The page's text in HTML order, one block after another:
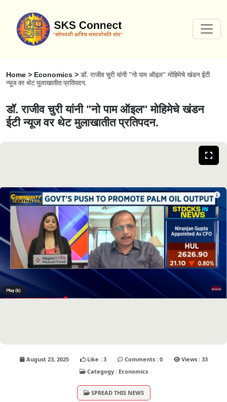
Home > Economics > डॉ. राजीव चुरी यांनी "नो पाम ऑइल" मोहिमेचे खंडन ईटी
न्यूज वर थेट मुलाखातीत प्रतिपदन.
डॉ. राजीव चुरी यांनी "नो पाम ऑइल" मोहिमेचे खंडन
ईटी न्यूज वर थेट मुलाखातीत प्रतिपदन.
August 23, 2025 Like : 3 Comments : 0
Views : 33
Categogy : Economics
SPREAD THIS NEWS